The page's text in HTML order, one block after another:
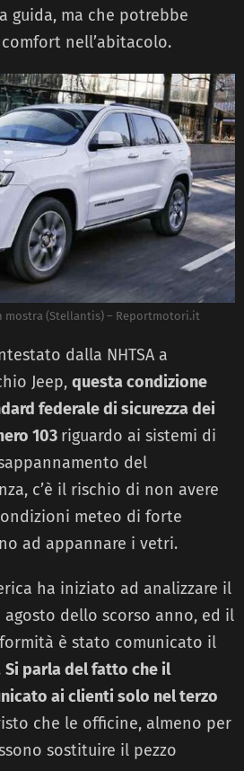
guida, ma che potrebbe
nell’abitacolo.
mostra (Stellantis) – Reportmotori.it
dalla NHTSA a
Jeep, questa condizione
federale di sicurezza dei
103 riguardo ai sistemi di
del
c’è il rischio di non avere
meteo di forte
ad appannare i vetri.
ha iniziato ad analizzare il
agosto dello scorso anno, ed il
è stato comunicato il
Si parla del fatto che il
ai clienti solo nel terzo
che le officine, almeno per
sostituire il pezzo